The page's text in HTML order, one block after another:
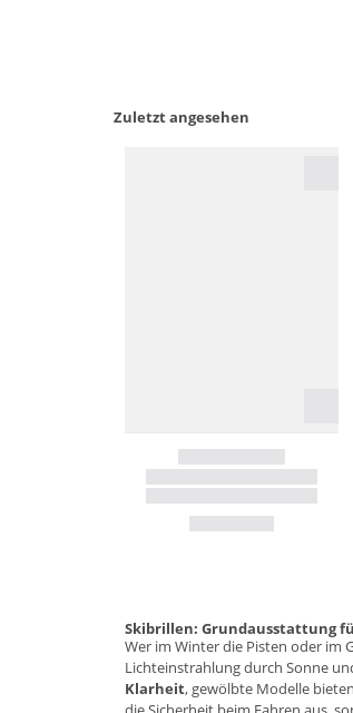
Zuletzt angesehen
Skibrillen: Grundausstattung
Wer im Winter die Pisten oder im
Lichteinstrahlung durch Sonne
Klarheit, gewölbte Modelle